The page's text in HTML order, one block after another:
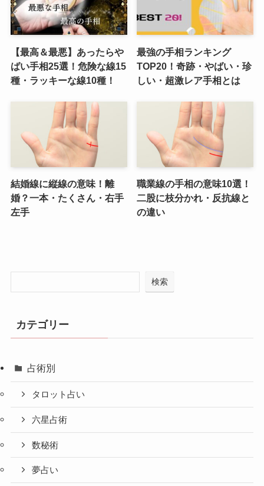
【最高＆最悪】あったらや
ばい手相25選！危険な線15
種・ラッキーな線10種！
最強の手相ランキング
TOP20！奇跡・やばい・珍
しい・超激レア手相とは
結婚線に縦線の意味！離
婚？一本・たくさん・右手
左手
職業線の手相の意味10選！
二股に枝分かれ・反抗線と
の違い
検索
カテゴリー
占術別
タロット占い
六星占術
数秘術
夢占い